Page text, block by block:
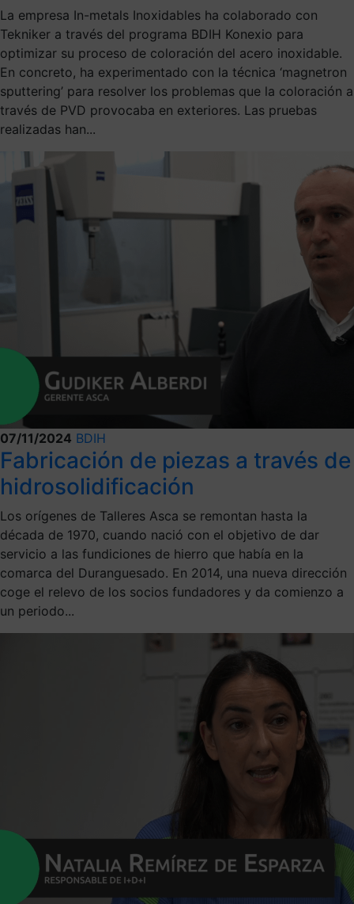
La empresa In-metals Inoxidables ha colaborado con
Tekniker a través del programa BDIH Konexio para
optimizar su proceso de coloración del acero inoxidable.
En concreto, ha experimentado con la técnica ‘magnetron
sputtering’ para resolver los problemas que la coloración a
través de PVD provocaba en exteriores. Las pruebas
realizadas han...
07/11/2024 BDIH
Fabricación de piezas a través de
hidrosolidificación
Los orígenes de Talleres Asca se remontan hasta la
década de 1970, cuando nació con el objetivo de dar
servicio a las fundiciones de hierro que había en la
comarca del Duranguesado. En 2014, una nueva dirección
coge el relevo de los socios fundadores y da comienzo a
un periodo...